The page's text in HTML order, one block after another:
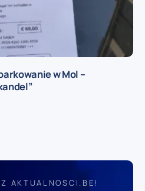
w Mol –
AKTUALNOSCI.BE!